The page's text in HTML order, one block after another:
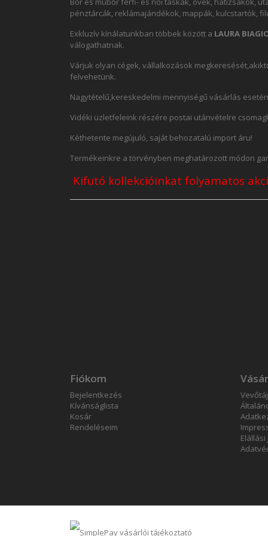
pénztárcák, reklámajándékok, mappák, kulcstartók,
Exkluzív kínálatunkban többek között a LAURA
válogathatnak.
Várjuk olyan cégek, vállalkozások
felvehetünk.
Nagytételű,kereskedelmi mennyiségű vásárlás
Vidéki üzletfeleink részére postai utánvételre
Kéthetente megújuló, saját behozatalú import áru!
Termékeinkre a törvényben meghatározott módon
Kifutó kollekcióinkat folyamatos
Fiókom
Bejelentkezés
Kívánságlista
Kosár
Rendeléseim
Elállási